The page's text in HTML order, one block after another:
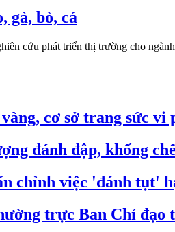
gà, bò, cá
cứu phát triển thị trường cho
cơ sở trang sức vi
đánh đập, khống
chỉnh việc 'đánh tụt'
trực Ban Chỉ đạo